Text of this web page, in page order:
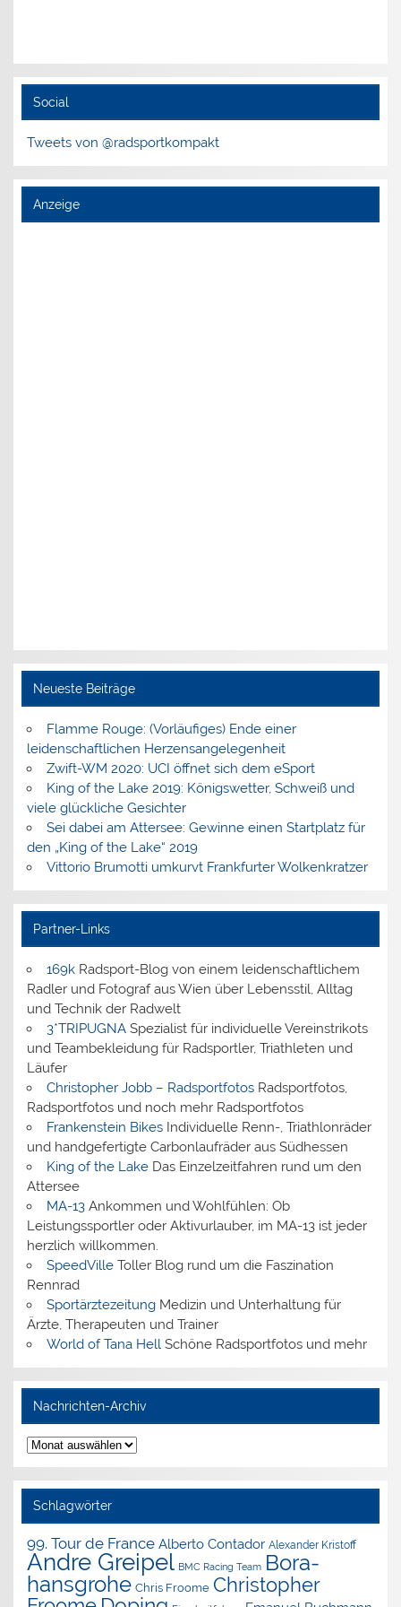
Social
Tweets von @radsportkompakt
Anzeige
Neueste Beiträge
Flamme Rouge: (Vorläufiges) Ende einer
leidenschaftlichen Herzensangelegenheit
Zwift-WM 2020: UCI öffnet sich dem eSport
King of the Lake 2019: Königswetter, Schweiß und
viele glückliche Gesichter
Sei dabei am Attersee: Gewinne einen Startplatz für
den „King of the Lake“ 2019
Vittorio Brumotti umkurvt Frankfurter Wolkenkratzer
Partner-Links
169kRadsport-Blog von einem leidenschaftlichem
Radler und Fotograf aus Wien über Lebensstil, Alltag
und Technik der Radwelt
3*TRIPUGNASpezialist für individuelle Vereinstrikots
und Teambekleidung für Radsportler, Triathleten und
Läufer
Christopher Jobb – RadsportfotosRadsportfotos,
Radsportfotos und noch mehr Radsportfotos
Frankenstein BikesIndividuelle Renn-, Triathlonräder
und handgefertigte Carbonlaufräder aus Südhessen
King of the LakeDas Einzelzeitfahren rund um den
Attersee
MA-13Ankommen und Wohlfühlen: Ob
Leistungssportler oder Aktivurlauber, im MA-13 ist jeder
herzlich willkommen.
SpeedVilleToller Blog rund um die Faszination
Rennrad
SportärztezeitungMedizin und Unterhaltung für
Ärzte, Therapeuten und Trainer
World of Tana HellSchöne Radsportfotos und mehr
Nachrichten-Archiv
Nachrichten-
Archiv
Schlagwörter
99. Tour de France Alberto Contador Alexander Kristoff
Andre Greipel BMC Racing Team Bora-
hansgrohe Chris Froome Christopher